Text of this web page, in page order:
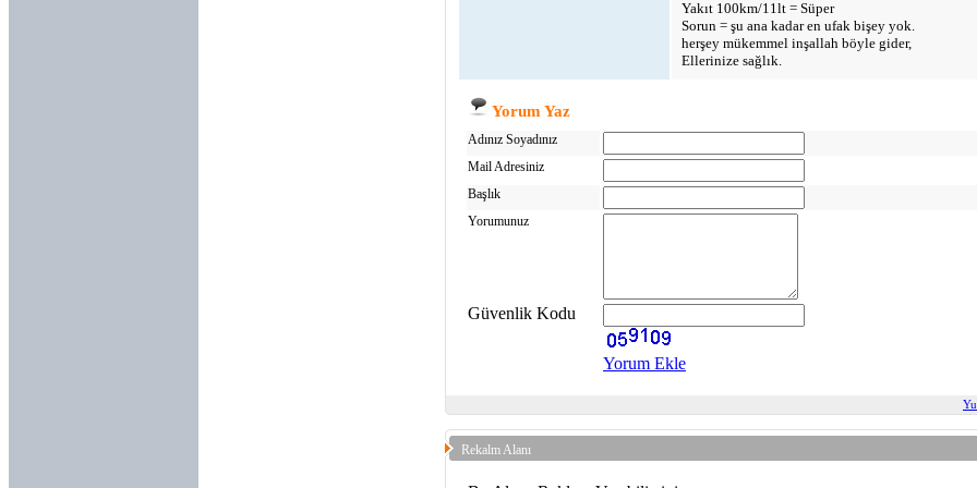
Yakıt 100km/11lt = Süper
Sorun = şu ana kadar en ufak bişey yok.
herşey mükemmel inşallah böyle gider,
Ellerinize sağlık.
Yorum Yaz
Adınız Soyadınız
Mail Adresiniz
Başlık
Yorumunuz
Güvenlik Kodu
Yorum Ekle
Rekalm Alanı